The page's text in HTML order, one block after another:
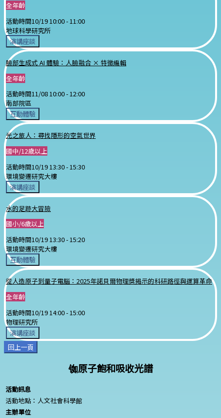
全年齡
活動時間10/19 10:00 -11:00
地球科學研究所
演講座談
臉部生成式 AI 體驗：人臉融合 × 特徵編輯
全年齡
活動時間11/08 10:00 -12:00
南部院區
互動體驗
光之旅人：尋找隱形的空氣世界
國中/12歲以上
活動時間10/19 13:30 -15:30
環境變遷研究大樓
演講座談
水的足跡大冒險
國小/6歲以上
活動時間10/19 13:30 -15:20
環境變遷研究大樓
互動體驗
從人造原子到量子電腦：2025年諾貝爾物理獎揭示的科研路徑與運算革命
全年齡
活動時間10/19 14:00 - 15:00
物理研究所
演講座談
回上一頁
铷原子飽和吸收光譜
活動訊息
活動地點：人文社會科學館
主辦單位